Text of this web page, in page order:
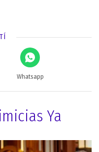
Whatsapp
Ya